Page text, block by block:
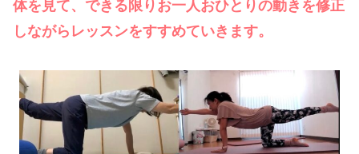
体を見て、できる限りお一人おひとりの動きを修正
しながらレッスンをすすめていきます。